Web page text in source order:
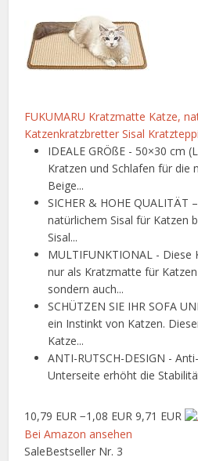
FUKUMARU Kratzmatte Katze,
Katzenkratzbretter Sisal
IDEALE GRÖßE - 50×30 cm
Kratzen und Schlafen für die
Beige...
SICHER & HOHE QUALITÄT
natürlichem Sisal für Katzen
Sisal...
MULTIFUNKTIONAL - Diese
nur als Kratzmatte für
sondern auch...
SCHÜTZEN SIE IHR SOFA
ein Instinkt von Katzen.
Katze...
ANTI-RUTSCH-DESIGN -
Unterseite erhöht die
10,79 EUR −1,08 EUR 9,71 EUR
Bei Amazon ansehen
SaleBestseller Nr. 3